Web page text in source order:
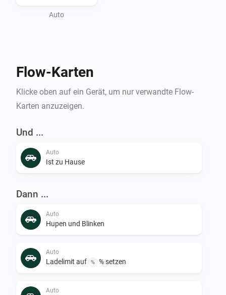
Auto
Flow-Karten
Klicke oben auf ein Gerät, um nur verwandte Flow-
Karten anzuzeigen.
Und ...
Auto
Ist zu Hause
Dann ...
Auto
Hupen und Blinken
Auto
Ladelimit auf % % setzen
Auto